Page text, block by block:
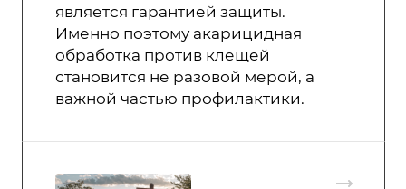
является гарантией защиты.
Именно поэтому акарицидная
обработка против клещей
становится не разовой мерой, а
важной частью профилактики.